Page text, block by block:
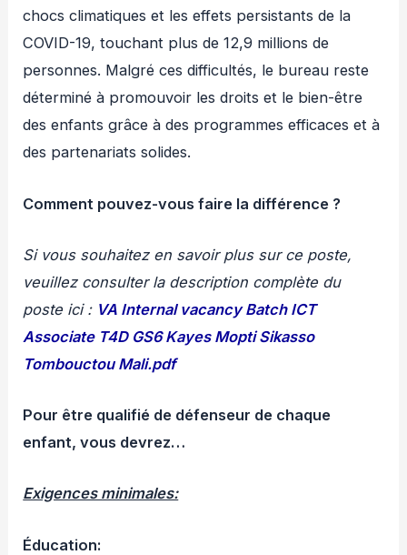
chocs climatiques et les effets persistants de la
COVID-19, touchant plus de 12,9 millions de
personnes. Malgré ces difficultés, le bureau reste
déterminé à promouvoir les droits et le bien-être
des enfants grâce à des programmes efficaces et à
des partenariats solides.
Comment pouvez-vous faire la différence ?
Si vous souhaitez en savoir plus sur ce poste,
veuillez consulter la description complète du
poste ici : VA Internal vacancy Batch ICT
Associate T4D GS6 Kayes Mopti Sikasso
Tombouctou Mali.pdf
Pour être qualifié de défenseur de chaque
enfant, vous devrez…
Exigences minimales:
Éducation: